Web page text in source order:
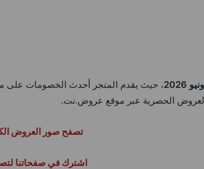
، حيث يقدم المتجر أحدث الخصومات على
الحصرية عبر موقع عروض.نت.
تصفح صور العروض
اشترك في صفحاتنا